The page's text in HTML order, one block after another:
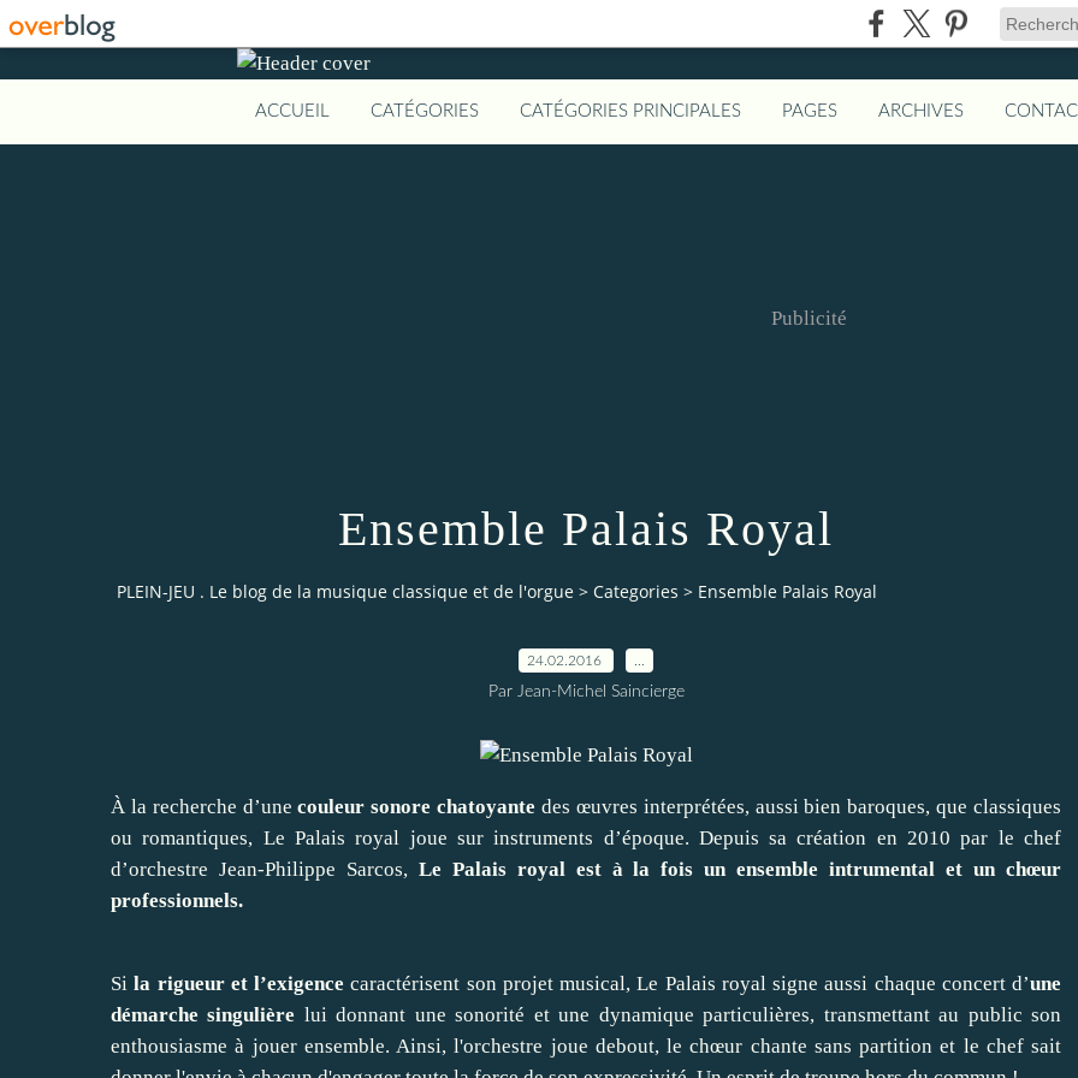
ACCUEIL CATÉGORIES CATÉGORIES PRINCIPALES PAGES ARCHIVES
Publicité
Ensemble Palais Royal
PLEIN-JEU . Le blog de la musique classique et de l'orgue > Categories > Ensemble Palais Royal
24.02.2016
Par Jean-Michel Saincierge
À la recherche d’unecouleur sonore chatoyante des œuvres interprétées, aussi bien baroques, que classiques
ou romantiques, Le Palais royal joue sur instruments d’époque. Depuis sa création en 2010 par le chef
d’orchestre Jean-Philippe Sarcos, Le Palais royal est à la fois un ensemble intrumental et un chœur
professionnels.
Sila rigueur et l’exigence caractérisent son projet musical, Le Palais royal signe aussi chaque concert d’une
démarche singulière lui donnant une sonorité et une dynamique particulières, transmettant au public son
enthousiasme à jouer ensemble. Ainsi, l'orchestre joue debout, le chœur chante sans partition et le chef sait